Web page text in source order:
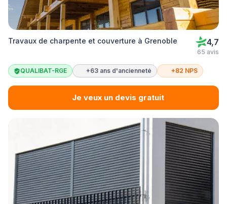
Travaux de charpente et couverture à Grenoble 4,7
65 avis
QUALIBAT-RGE +63 ans d'ancienneté +82 NPS
Je veux un devis gratuit